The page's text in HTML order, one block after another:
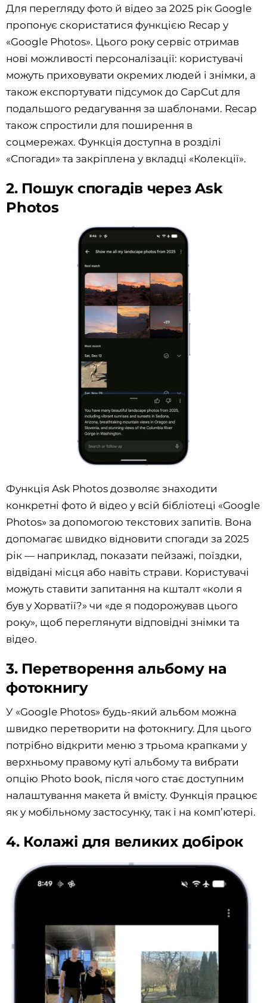
Для перегляду фото й відео за 2025 рік Google
пропонує скористатися функцією Recap у
«Google Photos». Цього року сервіс отримав
нові можливості персоналізації: користувачі
можуть приховувати окремих людей і знімки, а
також експортувати підсумок до CapCut для
подальшого редагування за шаблонами. Recap
також спростили для поширення в
соцмережах. Функція доступна в розділі
«Спогади» та закріплена у вкладці «Колекції».
2. Пошук спогадів через Ask
Photos
Функція Ask Photos дозволяє знаходити
конкретні фото й відео у всій бібліотеці «Google
Photos» за допомогою текстових запитів. Вона
допомагає швидко відновити спогади за 2025
рік — наприклад, показати пейзажі, поїздки,
відвідані місця або навіть страви. Користувачі
можуть ставити запитання на кшталт «коли я
був у Хорватії?» чи «де я подорожував цього
року», щоб переглянути відповідні знімки та
відео.
3. Перетворення альбому на
фотокнигу
У «Google Photos» будь-який альбом можна
швидко перетворити на фотокнигу. Для цього
потрібно відкрити меню з трьома крапками у
верхньому правому куті альбому та вибрати
опцію Photo book, після чого стає доступним
налаштування макета й вмісту. Функція працює
як у мобільному застосунку, так і на комп’ютері.
4. Колажі для великих добірок